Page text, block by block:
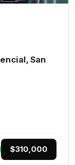
San
$310,000